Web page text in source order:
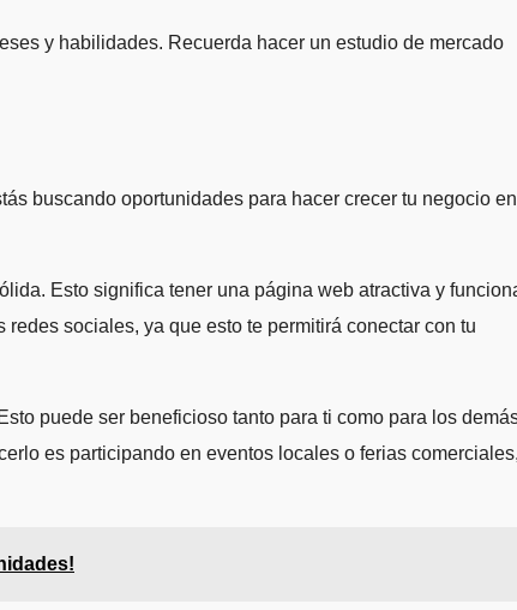
y habilidades. Recuerda hacer un estudio de mercado
buscando oportunidades para hacer crecer tu negocio en
Esto significa tener una página web atractiva y
sociales, ya que esto te permitirá conectar con tu
puede ser beneficioso tanto para ti como para los
es participando en eventos locales o ferias